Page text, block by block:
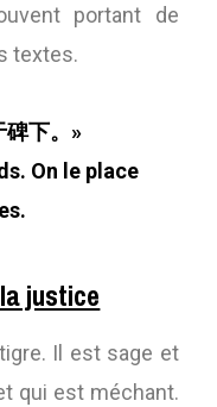
portant de
textes.
碑下。»
On le place
justice
Il est sage et
qui est méchant.